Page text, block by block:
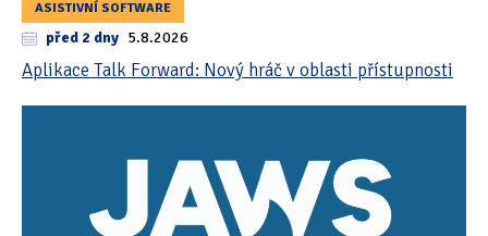
ASISTIVNÍ SOFTWARE
před 2 dny 5.8.2026
Aplikace Talk Forward: Nový hráč v oblasti přístupnosti